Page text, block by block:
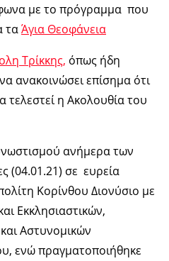
με το πρόγραμμα που
ταΆγια Θεοφάνεια
Τρίκκης, όπως ήδη
ανακοινώσει επίσημα ότι
τελεστεί η Ακολουθία του
ανήμερα των
(04.01.21) σε ευρεία
Κορίνθου Διονύσιο με
Εκκλησιαστικών,
Αστυνομικών
ενώ πραγματοποιήθηκε